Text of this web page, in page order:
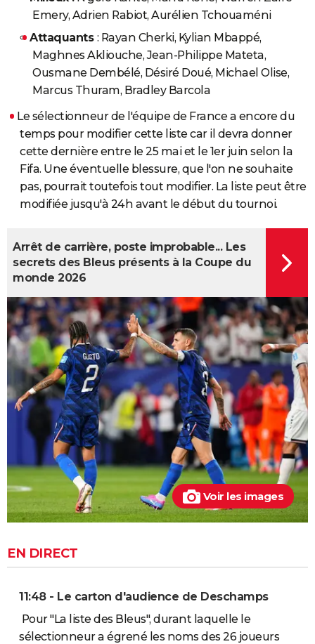
Emery, Adrien Rabiot, Aurélien Tchouaméni
Attaquants : Rayan Cherki, Kylian Mbappé,
Maghnes Akliouche, Jean-Philippe Mateta,
Ousmane Dembélé, Désiré Doué, Michael Olise,
Marcus Thuram, Bradley Barcola
Le sélectionneur de l'équipe de France a encore du
temps pour modifier cette liste car il devra donner
cette dernière entre le 25 mai et le 1er juin selon la
Fifa. Une éventuelle blessure, que l'on ne souhaite
pas, pourrait toutefois tout modifier. La liste peut être
modifiée jusqu'à 24h avant le début du tournoi.
Voir les images
Arrêt de carrière, poste improbable... Les
secrets des Bleus présents à la Coupe du
monde 2026
EN DIRECT
11:48 - Le carton d'audience de Deschamps
Pour "La liste des Bleus", durant laquelle le
sélectionneur a égrené les noms des 26 joueurs